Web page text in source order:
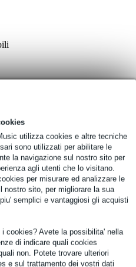
utilizza cookies e altre tecniche
sono utilizzati per abilitare le
la navigazione sul nostro sito per
agli utenti che lo visitano.
per misurare ed analizzare le
nostro sito, per migliorare la sua
semplici e vantaggiosi gli acquisti
i cookies? Avete la possibilita' nella
di indicare quali cookies
non. Potete trovare ulteriori
e sul trattamento dei vostri dati